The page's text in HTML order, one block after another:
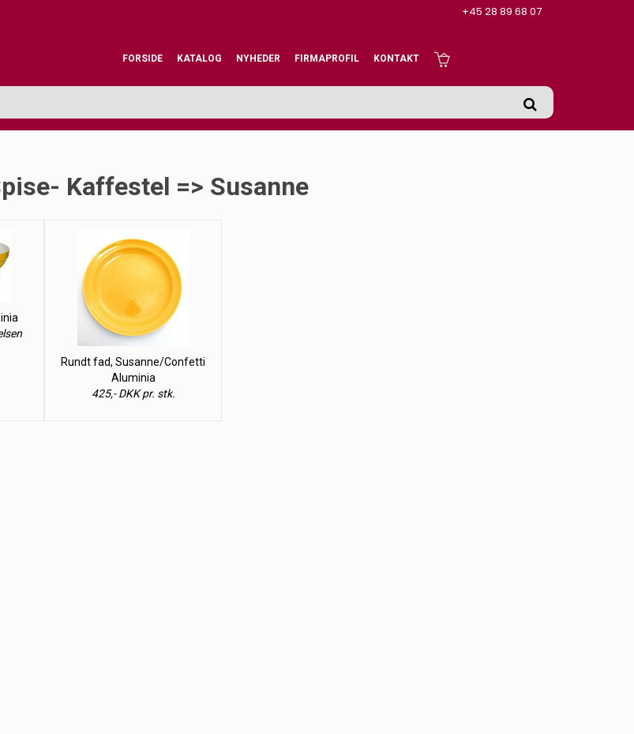
+45 28 89 68 07
FORSIDE KATALOG NYHEDER FIRMAPROFIL KONTAKT
Kaffestel => Susanne
Rundt fad, Susanne/Confetti
Aluminia
425,- DKK pr. stk.